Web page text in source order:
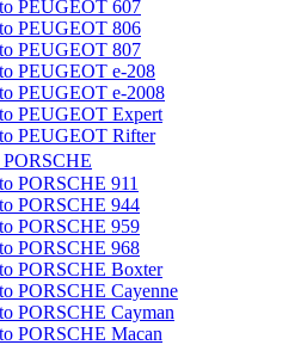
PEUGEOT 607
PEUGEOT 806
PEUGEOT 807
PEUGEOT e-208
PEUGEOT e-2008
PEUGEOT Expert
PEUGEOT Rifter
PORSCHE
PORSCHE 911
PORSCHE 944
PORSCHE 959
PORSCHE 968
PORSCHE Boxter
PORSCHE Cayenne
PORSCHE Cayman
PORSCHE Macan